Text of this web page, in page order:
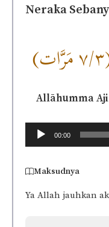
Neraka
٧ مَرَّات)
Allāhumma
Audio
Player
00:00
Maksudnya
Ya Allah jauhkan